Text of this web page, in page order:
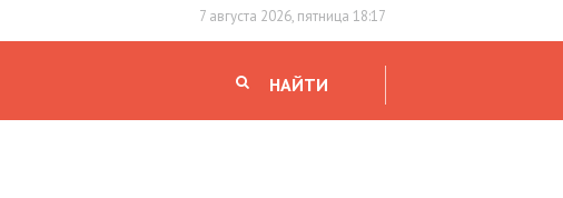
7 августа 2026, пятница 18:17
НАЙТИ